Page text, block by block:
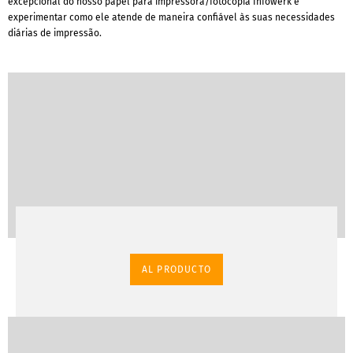
experimentar como ele atende de maneira confiável às suas necessidades
diárias de impressão.
AL PRODUCTO